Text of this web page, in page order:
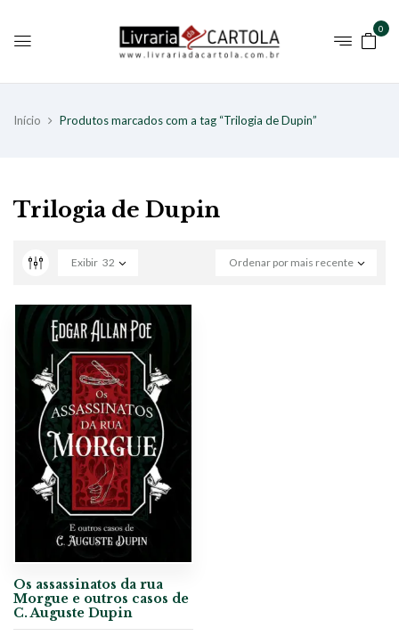
0
Início Produtos marcados com a tag “Trilogia de Dupin”
Trilogia de Dupin
Ordenar por mais recente
Exibir 32
Os assassinatos da rua
Morgue e outros casos de
C. Auguste Dupin